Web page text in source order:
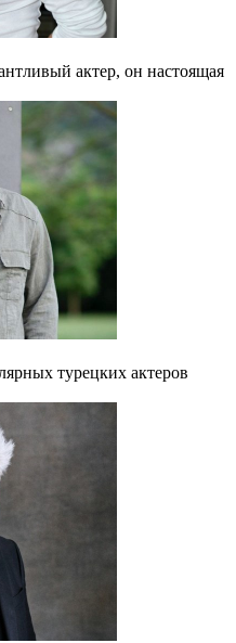
актер, он настоящая
турецких актеров